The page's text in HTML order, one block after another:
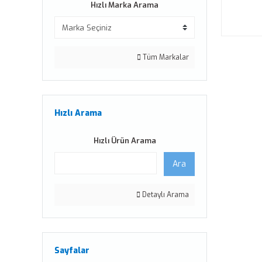
Hızlı Marka Arama
Tüm Markalar
Hızlı Arama
Hızlı Ürün Arama
Ara
Detaylı Arama
Sayfalar